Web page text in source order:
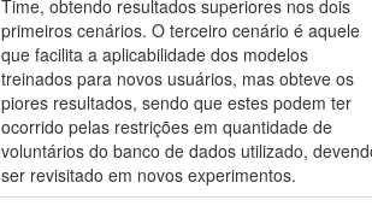
Time, obtendo resultados superiores nos dois
primeiros cenários. O terceiro cenário é aquele
que facilita a aplicabilidade dos modelos
treinados para novos usuários, mas obteve os
piores resultados, sendo que estes podem ter
ocorrido pelas restrições em quantidade de
voluntários do banco de dados utilizado,
ser revisitado em novos experimentos.